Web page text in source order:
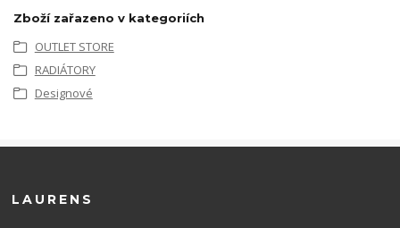
Zboží zařazeno v kategoriích
OUTLET STORE
RADIÁTORY
Designové
LAURENS